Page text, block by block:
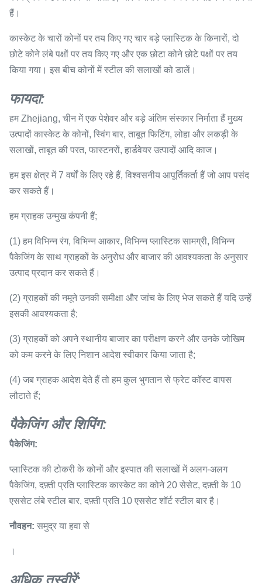
हैं।
कास्केट के चारों कोनों पर तय किए गए चार बड़े प्लास्टिक के किनारों, दो
छोटे कोने लंबे पक्षों पर तय किए गए और एक छोटा कोने छोटे पक्षों पर तय
किया गया। इस बीच कोनों में स्टील की सलाखों को डालें।
फायदा:
हम Zhejiang, चीन में एक पेशेवर और बड़े अंतिम संस्कार निर्माता हैं मुख्य
उत्पादों कास्केट के कोनों, स्विंग बार, ताबूत फिटिंग, लोहा और लकड़ी के
सलाखों, ताबूत की परत, फास्टनरों, हार्डवेयर उत्पादों आदि काज।
हम इस क्षेत्र में 7 वर्षों के लिए रहे हैं, विश्वसनीय आपूर्तिकर्ता हैं जो आप पसंद
कर सकते हैं।
हम ग्राहक उन्मुख कंपनी हैं;
(1) हम विभिन्न रंग, विभिन्न आकार, विभिन्न प्लास्टिक सामग्री, विभिन्न
पैकेजिंग के साथ ग्राहकों के अनुरोध और बाजार की आवश्यकता के अनुसार
उत्पाद प्रदान कर सकते हैं।
(2) ग्राहकों की नमूने उनकी समीक्षा और जांच के लिए भेज सकते हैं यदि उन्हें
इसकी आवश्यकता है;
(3) ग्राहकों को अपने स्थानीय बाजार का परीक्षण करने और उनके जोखिम
को कम करने के लिए निशान आदेश स्वीकार किया जाता है;
(4) जब ग्राहक आदेश देते हैं तो हम कुल भुगतान से फ्रेट कॉस्ट वापस
लौटाते हैं;
पैकेजिंग और शिपिंग:
पैकेजिंग:
प्लास्टिक की टोकरी के कोनों और इस्पात की सलाखों में अलग-अलग
पैकेजिंग, दफ़्ती प्रति प्लास्टिक कास्केट का कोने 20 सेसेट, दफ़्ती के 10
एससेट लंबे स्टील बार, दफ़्ती प्रति 10 एससेट शॉर्ट स्टील बार है।
नौवहन: समुद्र या हवा से
।
अधिक तस्वीरें: